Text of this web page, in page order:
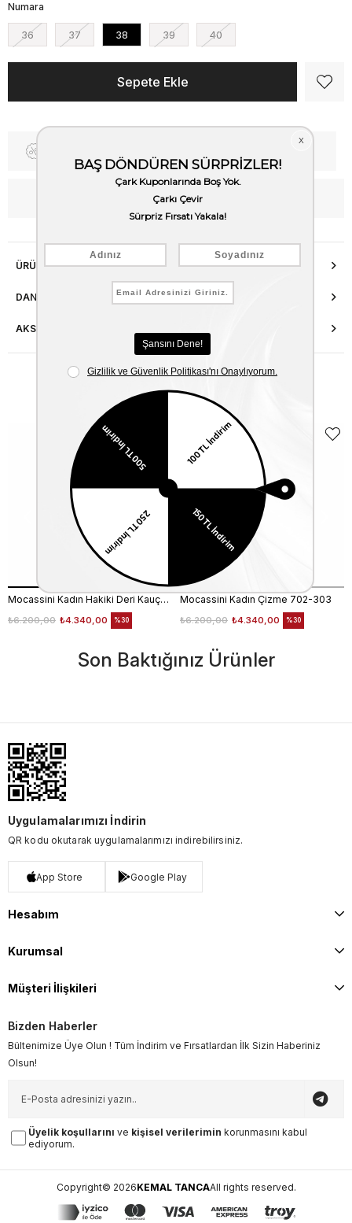
Numara
36 37 38 39 40
WhatsApp’tan Bilgi Al
ÜRÜN ÖZELLIKLERI
DANIŞMA HATTI
AKSESUAR ONARIMI
Benzer Ürünler
Mocassini Kadın Hakiki Deri Kauçuk Taban Siyah Günlük Çizme
₺4.340,00
₺6.200,00 %30
Mocassini Kadın Çizme 702-303
₺4.340,00
₺6.200,00 %30
Son Baktığınız Ürünler
Uygulamalarımızı İndirin
QR kodu okutarak uygulamalarımızı indirebilirsiniz.
App Store Google Play
Hesabım
Kurumsal
Müşteri İlişkileri
Bizden Haberler
Bültenimize Üye Olun ! Tüm İndirim ve Fırsatlardan İlk Sizin Haberiniz
Olsun!
Üyelik koşullarını ve kişisel verilerimin korunmasını kabul
ediyorum.
Copyright© 2026KEMAL TANCAAll rights reserved.